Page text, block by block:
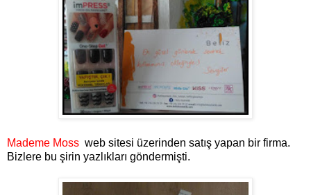
Mademe Moss web sitesi üzerinden satış yapan bir firma.
Bizlere bu şirin yazlıkları göndermişti.